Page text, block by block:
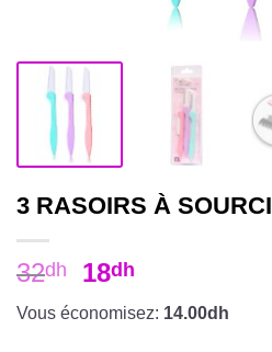
3 RASOIRS À
32dh 18dh
Vous économisez: 14.00dh